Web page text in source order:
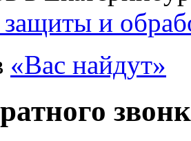
и
«Вас найдут»